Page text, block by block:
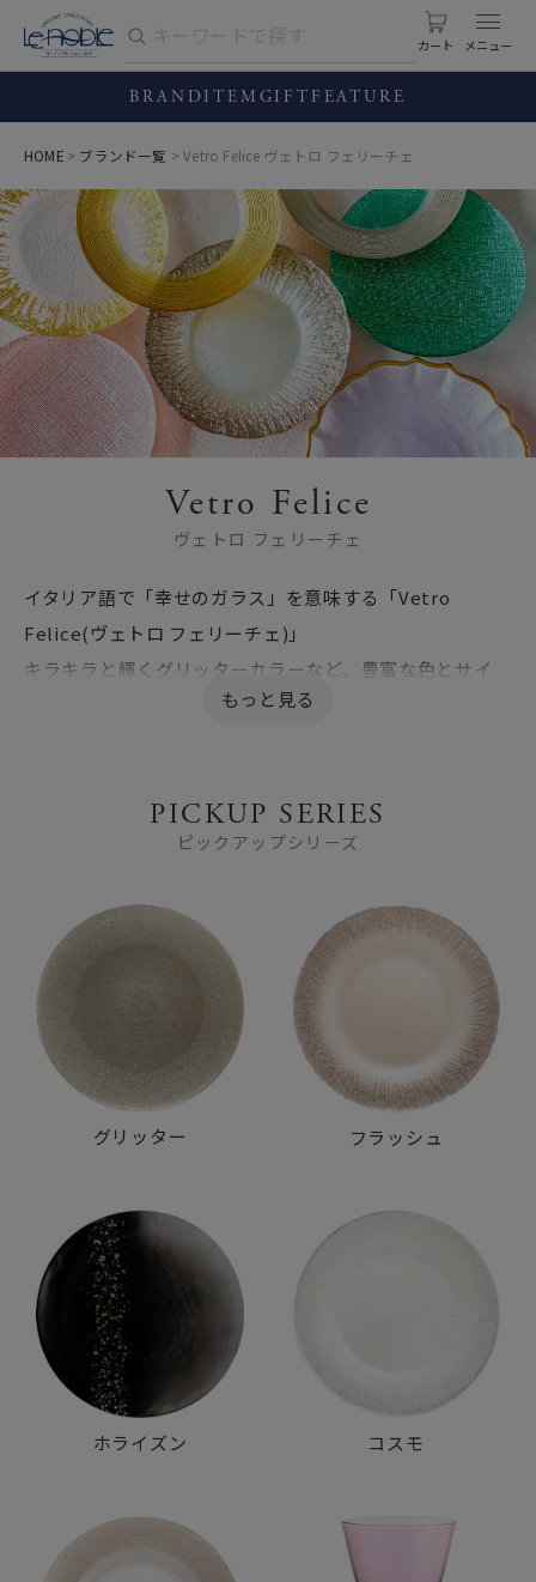
カート
BRANDITEM GIFT FEATURE
HOME ブランド一覧 Vetro Felice ヴェトロ フェリーチェ
Vetro Felice
ヴェトロ フェリーチェ
イタリア語で「幸せのガラス」を意味する「Vetro
Felice(ヴェトロ フェリーチェ)」
キラキラと輝くグリッターカラーなど、豊富な色とサイ
ズ、デザインのバリエーションが人気です。
でもご利用いただいています。
PICKUP SERIES
ピックアップシリーズ
グリッター フラッシュ
ホライズン コスモ